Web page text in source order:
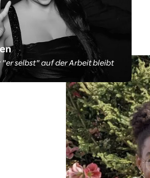
"er selbst" auf der Arbeit bleibt
Meet